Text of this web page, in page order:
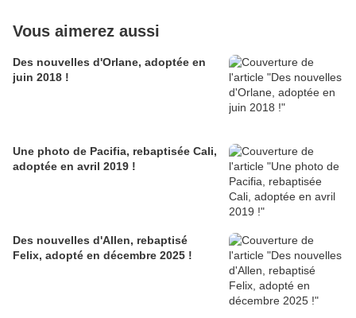
Vous aimerez aussi
Des nouvelles d'Orlane, adoptée en
juin 2018 !
Une photo de Pacifia, rebaptisée Cali,
adoptée en avril 2019 !
Des nouvelles d'Allen, rebaptisé
Felix, adopté en décembre 2025 !